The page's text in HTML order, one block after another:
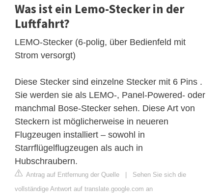
Was ist ein Lemo-Stecker in der
Luftfahrt?
LEMO-Stecker (6-polig, über Bedienfeld mit
Strom versorgt)
Diese Stecker sind einzelne Stecker mit 6 Pins .
Sie werden sie als LEMO-, Panel-Powered- oder
manchmal Bose-Stecker sehen. Diese Art von
Steckern ist möglicherweise in neueren
Flugzeugen installiert – sowohl in
Starrflügelflugzeugen als auch in
Hubschraubern.
Antrag auf Entfernung der Quelle | Sehen Sie sich die
vollständige Antwort auf translate.google.com an